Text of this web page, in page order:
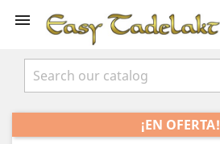

¡EN OFERTA!